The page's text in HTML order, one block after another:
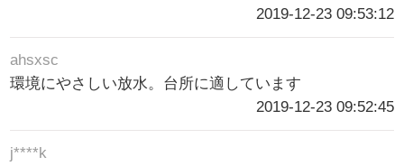
2019-12-23 09:53:12
ahsxsc
環境にやさしい放水。台所に適しています
2019-12-23 09:52:45
j****k